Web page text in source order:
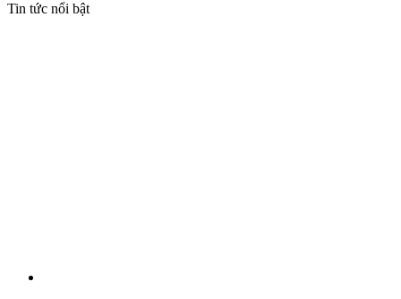
Tin tức nổi bật